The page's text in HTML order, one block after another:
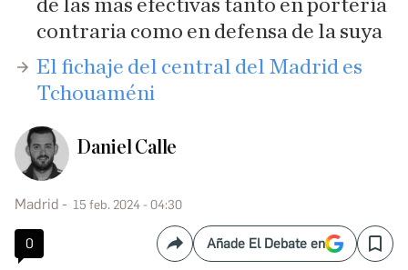
de las más efectivas tanto en portería
contraria como en defensa de la suya
El fichaje del central del Madrid es
Tchouaméni
Daniel Calle
Madrid 15 feb. 2024 - 04:30
0 CompartirAñade El Debate en Save